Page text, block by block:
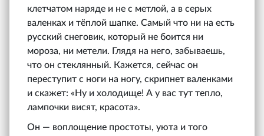
клетчатом наряде и не с метлой, а в серых
валенках и тёплой шапке. Самый что ни на есть
русский снеговик, который не боится ни
мороза, ни метели. Глядя на него, забываешь,
что он стеклянный. Кажется, сейчас он
переступит с ноги на ногу, скрипнет валенками
и скажет: «Ну и холодище! А у вас тут тепло,
лампочки висят, красота».
Он — воплощение простоты, уюта и того